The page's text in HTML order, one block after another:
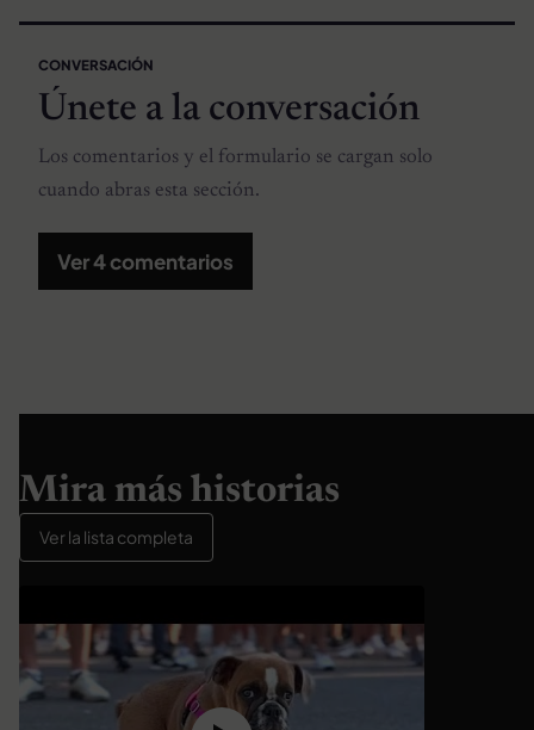
CONVERSACIÓN
Únete a la conversación
Los comentarios y el formulario se cargan solo
cuando abras esta sección.
Ver 4 comentarios
Mira más historias
Ver la lista completa